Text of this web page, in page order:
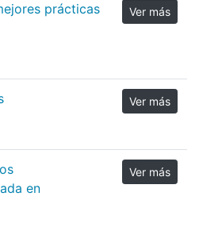
prácticas
Ver más
Ver más
en
Ver más